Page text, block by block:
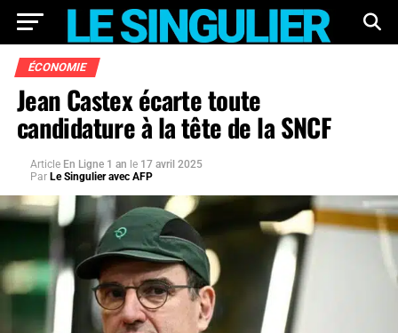
ÉCONOMIE
Jean Castex écarte toute
candidature à la tête de la SNCF
Article En Ligne 1 an le 17 avril 2025
Par Le Singulier avec AFP